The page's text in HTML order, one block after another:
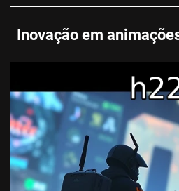
Inovação em